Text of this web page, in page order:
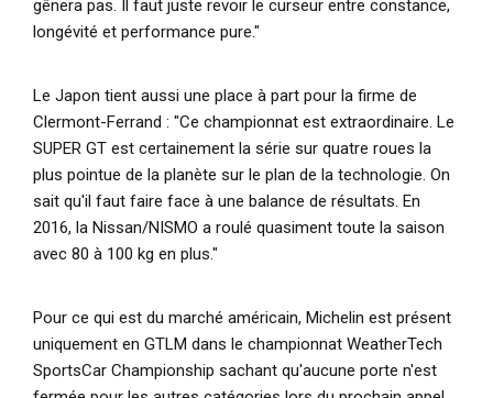
gênera pas. Il faut juste revoir le curseur entre constance,
longévité et performance pure."
Le Japon tient aussi une place à part pour la firme de
Clermont-Ferrand : "Ce championnat est extraordinaire. Le
SUPER GT est certainement la série sur quatre roues la
plus pointue de la planète sur le plan de la technologie. On
sait qu'il faut faire face à une balance de résultats. En
2016, la Nissan/NISMO a roulé quasiment toute la saison
avec 80 à 100 kg en plus."
Pour ce qui est du marché américain, Michelin est présent
uniquement en GTLM dans le championnat WeatherTech
SportsCar Championship sachant qu'aucune porte n'est